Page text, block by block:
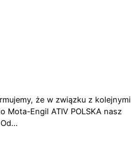
że w związku z kolejnymi
Mota-Engil ATIV POLSKA nasz